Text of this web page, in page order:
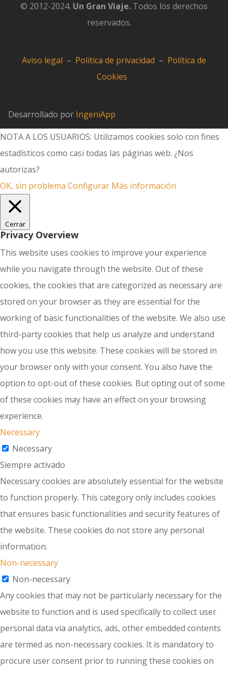
© 2012-2024. Un Gran Viaje. Todos los derechos
reservados.
Aviso legal – Política de privacidad – Política de
Cookies
Desarrollado por IngeniApp
NOTA A LOS USUARIOS: Utilizamos cookies solo con fines
estadísticos como casi todas las páginas web. ¿Nos
autorizas?
OK, sin problema Configurar Más información
Cerrar
Privacy Overview
This website uses cookies to improve your experience
while you navigate through the website. Out of these
cookies, the cookies that are categorized as necessary are
stored on your browser as they are essential for the
working of basic functionalities of the website. We also use
third-party cookies that help us analyze and understand
how you use this website. These cookies will be stored in
your browser only with your consent. You also have the
option to opt-out of these cookies. But opting out of some
of these cookies may have an effect on your browsing
experience.
Necessary
Necessary
Siempre activado
Necessary cookies are absolutely essential for the website
to function properly. This category only includes cookies
that ensures basic functionalities and security features of
the website. These cookies do not store any personal
information.
Non-necessary
Non-necessary
Any cookies that may not be particularly necessary for the
website to function and is used specifically to collect user
personal data via analytics, ads, other embedded contents
are termed as non-necessary cookies. It is mandatory to
procure user consent prior to running these cookies on